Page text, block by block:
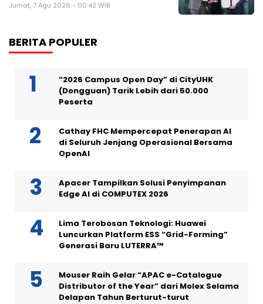
Jumat, 7 Agu 2026 - 00:42 WIB
BERITA POPULER
“2026 Campus Open Day” di CityUHK
(Dongguan) Tarik Lebih dari 50.000
Peserta
Cathay FHC Mempercepat Penerapan AI
di Seluruh Jenjang Operasional Bersama
OpenAI
Apacer Tampilkan Solusi Penyimpanan
Edge AI di COMPUTEX 2026
Lima Terobosan Teknologi: Huawei
Luncurkan Platform ESS “Grid-Forming”
Generasi Baru LUTERRA™
Mouser Raih Gelar “APAC e-Catalogue
Distributor of the Year” dari Molex Selama
Delapan Tahun Berturut-turut